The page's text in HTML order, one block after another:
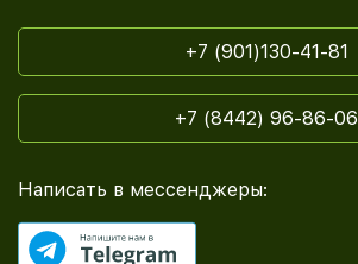
+7 (901)130-41-81
+7 (8442) 96-86-06
Написать в мессенджеры: